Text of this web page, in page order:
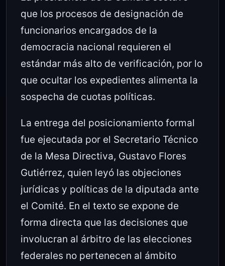
que los procesos de designación de
funcionarios encargados de la
democracia nacional requieren el
estándar más alto de verificación, por lo
que ocultar los expedientes alimenta la
sospecha de cuotas políticas.
La entrega del posicionamiento formal
fue ejecutada por el Secretario Técnico
de la Mesa Directiva, Gustavo Flores
Gutiérrez, quien leyó las objeciones
jurídicas y políticas de la diputada ante
el Comité. En el texto se expone de
forma directa que las decisiones que
involucran al árbitro de las elecciones
federales no pertenecen al ámbito